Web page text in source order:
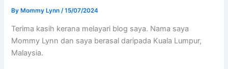
By Mommy Lynn/15/07/2024
Terima kasih kerana melayari blog saya. Nama saya
Mommy Lynn dan saya berasal daripada Kuala Lumpur,
Malaysia.